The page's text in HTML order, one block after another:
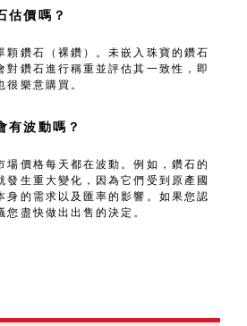
估價嗎？
顆鑽石（裸鑽）。未嵌入珠寶的鑽石
對鑽石進行稱重並評估其一致性，即
很樂意購買。
有波動嗎？
場價格每天都在波動。例如，鑽石的
發生重大變化，因為它們受到原產國
身的需求以及匯率的影響。如果您認
您盡快做出出售的決定。